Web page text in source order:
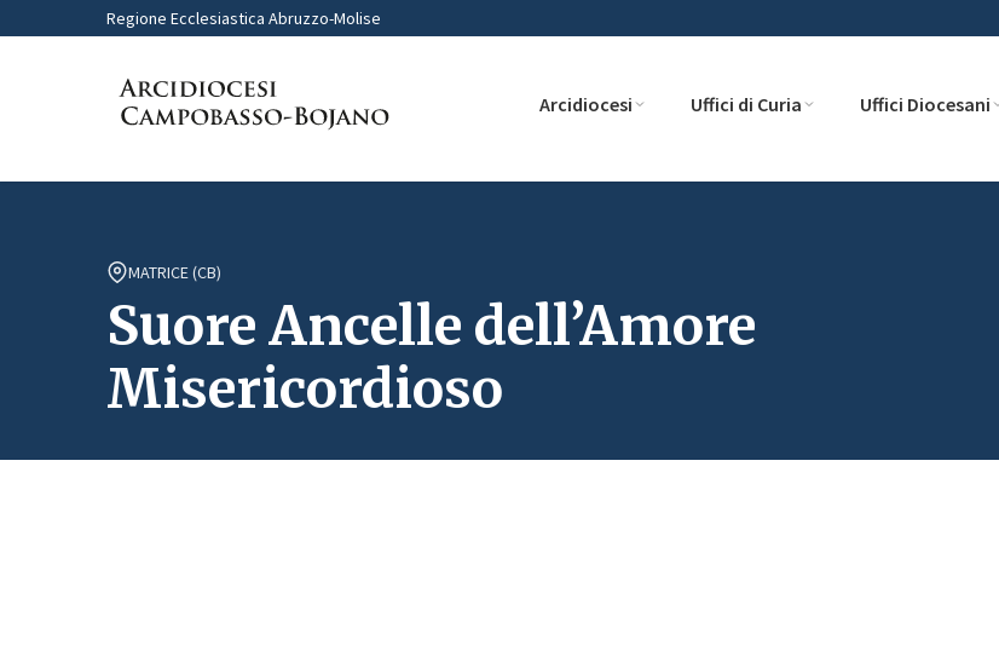
Regione Ecclesiastica Abruzzo-Molise
Arcidiocesi Uffici di Curia Uffici Diocesani
MATRICE (CB)
Suore Ancelle dell’Amore
Misericordioso